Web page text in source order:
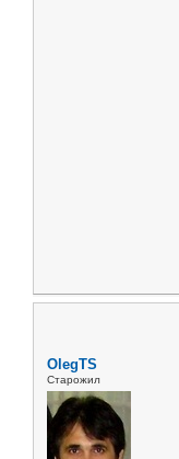
OlegTS
Старожил